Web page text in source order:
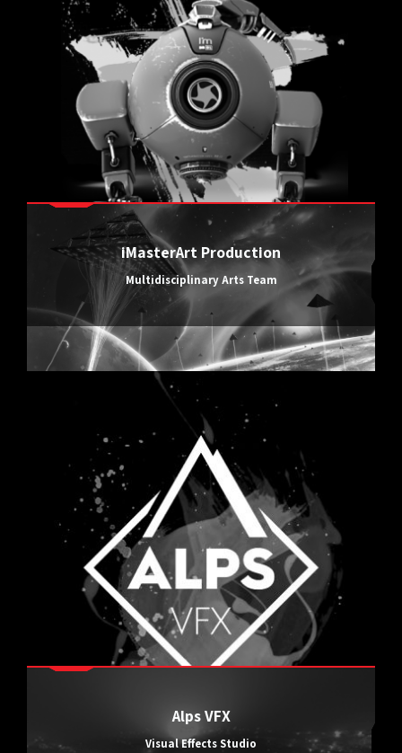
iMasterArt Production
Multidisciplinary Arts Team
Alps VFX
Visual Effects Studio